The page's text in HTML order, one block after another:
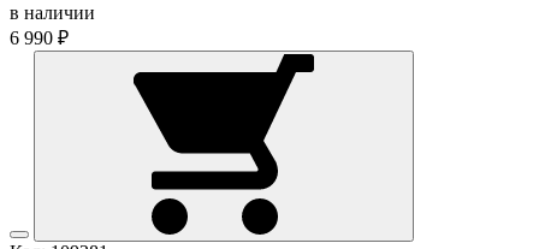
в наличии
6 990 ₽